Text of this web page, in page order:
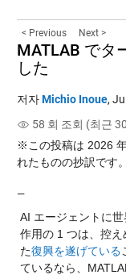
< Previous Next >
MATLAB でタ
した
저자Michio Inoue,
58 회 조회 (최근
※この投稿は 2026
れたものの抄訳です。
—
AI エージェントに
作用の 1 つは、控
た復興を遂げている
ているなら、